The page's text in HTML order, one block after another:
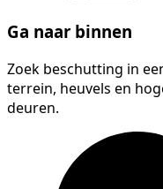
Ga naar binnen
Zoek beschutting in
terrein, heuvels en
deuren.